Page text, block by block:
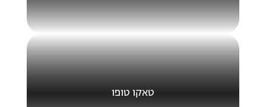
טאקו טופו